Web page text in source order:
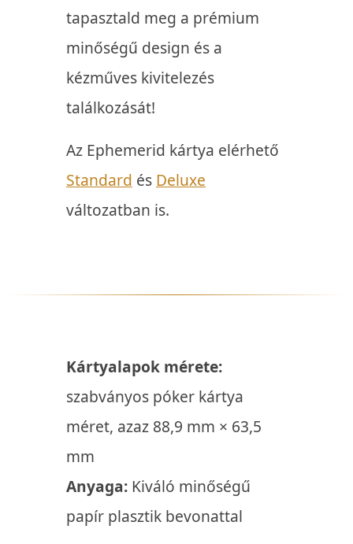
tapasztald meg a prémium
minőségű design és a
kézműves kivitelezés
találkozását!
Az Ephemerid kártya elérhető
Standard és Deluxe
változatban is.
Kártyalapok mérete:
szabványos póker kártya
méret, azaz 88,9 mm × 63,5
mm
Anyaga: Kiváló minőségű
papír plasztik bevonattal